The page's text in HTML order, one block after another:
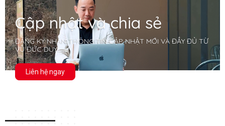
Cập nhật và chia sẻ
ĐĂNG KÝ NHẬN THÔNG TIN CẬP NHẬT MỚI VÀ ĐẦY ĐỦ TỪ
VŨ ĐỨC DUY
Liên hệ ngay